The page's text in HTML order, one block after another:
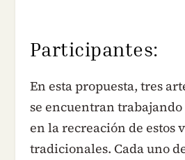
Participantes:
En esta propuesta, tres
se encuentran
en la recreación de estos
tradicionales. Cada uno